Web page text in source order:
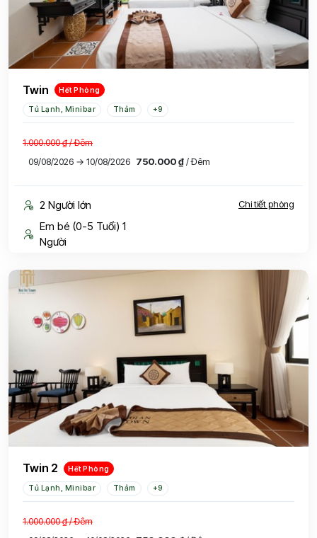
Twin Hết Phòng
Tủ Lạnh, Minibar Thảm +9
1.000.000 ₫/ Đêm
09/08/2026 → 10/08/2026 750.000 ₫ / Đêm
2 Người lớn Chi tiết phòng
Em bé (0-5 Tuổi) 1
Người
Twin 2 Hết Phòng
Tủ Lạnh, Minibar Thảm +9
1.000.000 ₫/ Đêm